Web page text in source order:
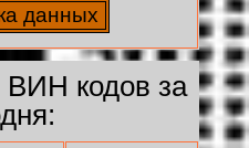
кодов за